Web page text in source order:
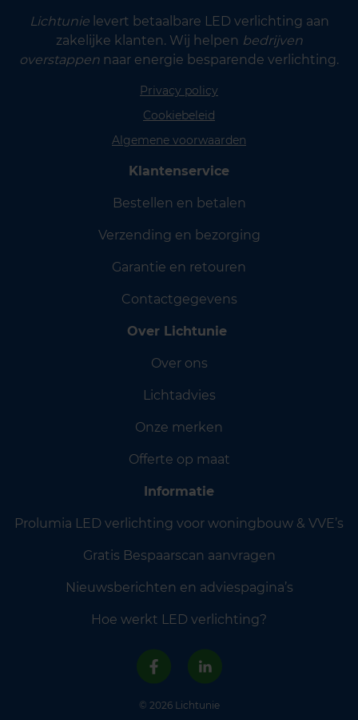
Lichtunielevert betaalbare LED verlichting aan
zakelijke klanten. Wij helpen bedrijven
overstappen naar energie besparende verlichting.
Privacy policy
Cookiebeleid
Algemene voorwaarden
Klantenservice
Bestellen en betalen
Verzending en bezorging
Garantie en retouren
Contactgegevens
Over Lichtunie
Over ons
Lichtadvies
Onze merken
Offerte op maat
Informatie
Prolumia LED verlichting voor woningbouw & VVE’s
Gratis Bespaarscan aanvragen
Nieuwsberichten en adviespagina’s
Hoe werkt LED verlichting?
© 2026 Lichtunie